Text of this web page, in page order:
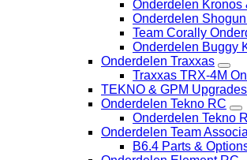
Onderdelen Kronos
Onderdelen
Team Corally
Onderdelen Buggy
Onderdelen Traxxas
Traxxas TRX-4M
TEKNO & GPM
Onderdelen Tekno RC
Onderdelen Tekno
Onderdelen Team
B6.4 Parts &